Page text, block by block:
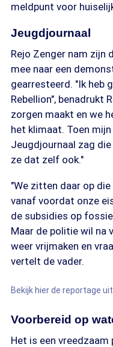
meldpunt voor
Jeugdjournaal
Rejo Zenger nam zijn
mee naar een
gearresteerd. "Ik heb
Rebellion", benadrukt
zorgen maakt en we
het klimaat. Toen
Jeugdjournaal zag
ze dat zelf ook."
"We zitten daar op
vanaf voordat onze
de subsidies op
Maar de politie wil na
weer vrijmaken en
vertelt de vader.
Bekijk hier de reportage
Voorbereid op
Het is een